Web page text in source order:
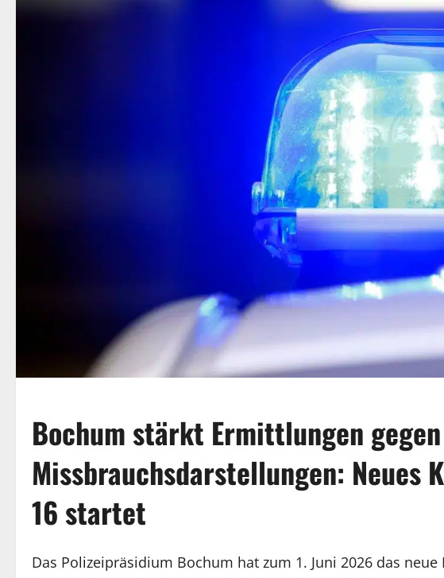
Bochum stärkt Ermittlungen gegen
Missbrauchsdarstellungen: Neues
16 startet
Das Polizeipräsidium Bochum hat zum 1. Juni 2026 das